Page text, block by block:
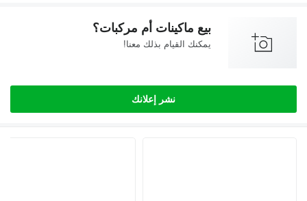
بيع ماكينات أم مركبات؟
يمكنك القيام بذلك معنا!
نشر إعلانك